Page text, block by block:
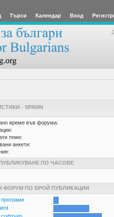
Търси Календар Вход
- SPAWN
време във форума:
теми:
анкети:
ПО ЧАСОВЕ
ФОРУМ ПО БРОЙ ПУБЛИКАЦИИ